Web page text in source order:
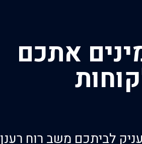
אתכם
לביתכם משב רוח רענן